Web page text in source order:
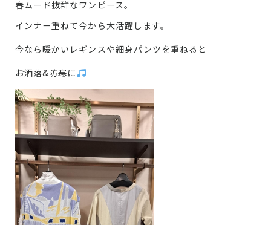
春ムード抜群なワンピース。
インナー重ねて今から大活躍します。
今なら暖かいレギンスや細身パンツを重ねると
お洒落&防寒に